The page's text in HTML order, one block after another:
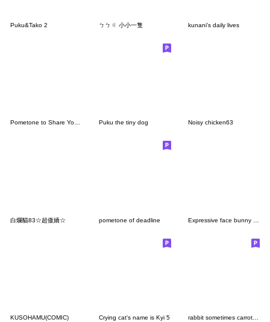
Puku&Tako 2 ㄅㄅㄐ 小小一隻 kunani's daily lives
Pometone to Share Your Feelings Puku the tiny dog Noisy chicken63
白爛貓83☆超傲嬌☆ pometone of deadline
KUSOHAMU(COMIC) Crying cat's name is Kyi 5 rabbit sometimes carrot OSHIKATSU purple